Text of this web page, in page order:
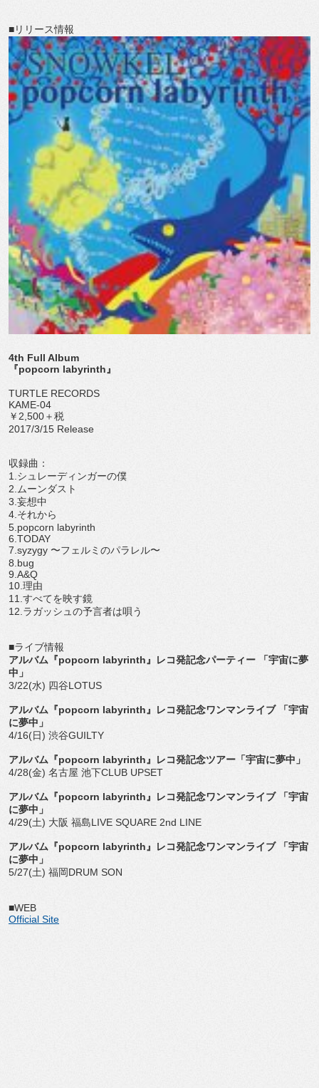
■リリース情報
4th Full Album
『popcorn labyrinth』
TURTLE RECORDS
KAME-04
￥2,500＋税
2017/3/15 Release
収録曲：
1.シュレーディンガーの僕
2.ムーンダスト
3.妄想中
4.それから
5.popcorn labyrinth
6.TODAY
7.syzygy 〜フェルミのパラレル〜
8.bug
9.A&Q
10.理由
11.すべてを映す鏡
12.ラガッシュの予言者は唄う
■ライブ情報
アルバム『popcorn labyrinth』レコ発記念パーティー 「宇宙に夢
中」
3/22(水) 四谷LOTUS
アルバム『popcorn labyrinth』レコ発記念ワンマンライブ 「宇宙
に夢中」
4/16(日) 渋谷GUILTY
アルバム『popcorn labyrinth』レコ発記念ツアー「宇宙に夢中」
4/28(金) 名古屋 池下CLUB UPSET
アルバム『popcorn labyrinth』レコ発記念ワンマンライブ 「宇宙
に夢中」
4/29(土) 大阪 福島LIVE SQUARE 2nd LINE
アルバム『popcorn labyrinth』レコ発記念ワンマンライブ 「宇宙
に夢中」
5/27(土) 福岡DRUM SON
■WEB
Official Site